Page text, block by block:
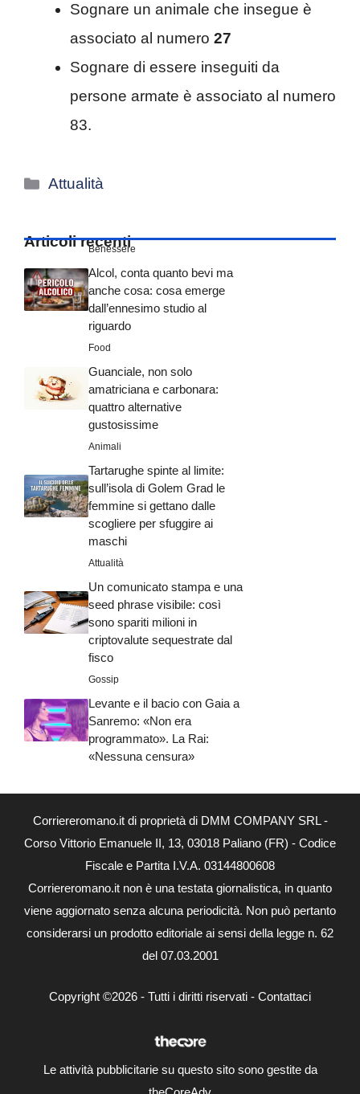
Sognare un animale che insegue è
associato al numero 27
Sognare di essere inseguiti da
persone armate è associato al numero
83.
Categorie
Attualità
Articoli recenti
Benessere
Alcol, conta quanto bevi ma
anche cosa: cosa emerge
dall’ennesimo studio al
riguardo
Food
Guanciale, non solo
amatriciana e carbonara:
quattro alternative
gustosissime
Animali
Tartarughe spinte al limite:
sull’isola di Golem Grad le
femmine si gettano dalle
scogliere per sfuggire ai
maschi
Attualità
Un comunicato stampa e una
seed phrase visibile: così
sono spariti milioni in
criptovalute sequestrate dal
fisco
Gossip
Levante e il bacio con Gaia a
Sanremo: «Non era
programmato». La Rai:
«Nessuna censura»
Corriereromano.it di proprietà di DMM COMPANY SRL -
Corso Vittorio Emanuele II, 13, 03018 Paliano (FR) - Codice
Fiscale e Partita I.V.A. 03144800608
Corriereromano.it non è una testata giornalistica, in quanto
viene aggiornato senza alcuna periodicità. Non può pertanto
considerarsi un prodotto editoriale ai sensi della legge n. 62
del 07.03.2001
Copyright ©2026 - Tutti i diritti riservati - Contattaci
Le attività pubblicitarie su questo sito sono gestite da